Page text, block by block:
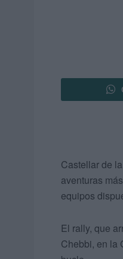
Castellar de
aventuras
equipos
El rally, que
Chebbi, en la